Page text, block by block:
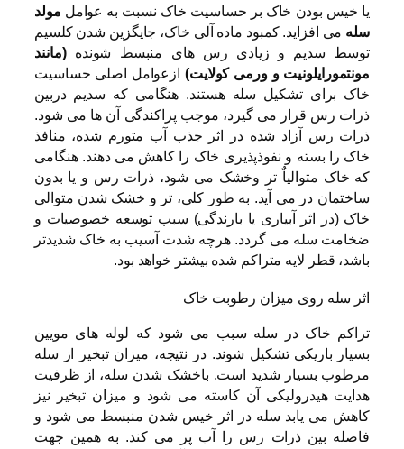
یا خیس بودن خاک بر حساسیت خاک نسبت به عوامل مولد
سله می افزاید. کمبود ماده آلی خاک، جایگزین شدن کلسیم
توسط سدیم و زیادی رس های منبسط شونده(مانند
مونتمورایلونیت و ورمی کولایت) ازعوامل اصلی حساسیت
خاک برای تشکیل سله هستند. هنگامی که سدیم دربین
ذرات رس قرار می گیرد، موجب پراکندگی آن ها می شود.
ذرات رس آزاد شده در اثر جذب آب متورم شده، منافذ
خاک را بسته و نفوذپذیری خاک را کاهش می دهند. هنگامی
که خاک متوالیاٌ تر وخشک می شود، ذرات رس و یا بدون
ساختمان در می آید. به طور کلی، تر و خشک شدن متوالی
خاک (در اثر آبیاری یا بارندگی) سبب توسعه خصوصیات و
ضخامت سله می گردد. هرچه شدت آسیب به خاک شدیدتر
باشد، قطر لایه متراکم شده بیشتر خواهد بود.
اثر سله روی میزان رطوبت خاک
تراکم خاک در سله سبب می شود که لوله های مویین
بسیار باریکی تشکیل شوند. در نتیجه، میزان تبخیر از سله
مرطوب بسیار شدید است. باخشک شدن سله، از ظرفیت
هدایت هیدرولیکی آن کاسته می شود و میزان تبخیر نیز
کاهش می یابد سله در اثر خیس شدن منبسط می شود و
فاصله بین ذرات رس را آب پر می کند. به همین جهت